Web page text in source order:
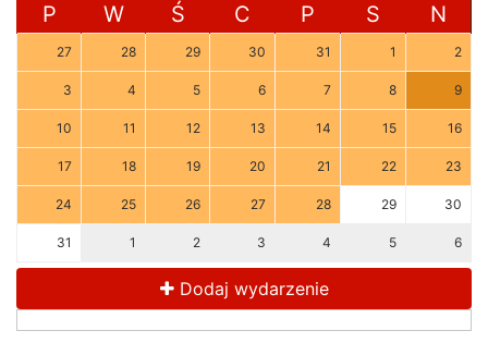
P W Ś C P S N
27 28 29 30 31 1 2
3 4 5 6 7 8 9
10 11 12 13 14 15 16
17 18 19 20 21 22 23
24 25 26 27 28 29 30
31 1 2 3 4 5 6
Dodaj wydarzenie